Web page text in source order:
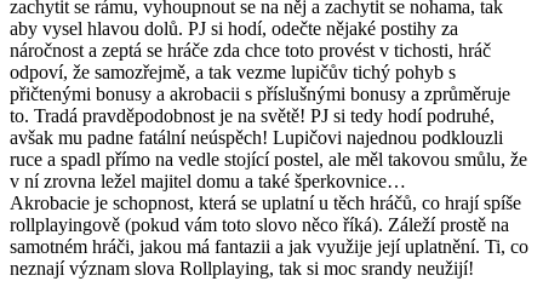
zachytit se rámu, vyhoupnout se na něj a zachytit se nohama, tak
aby vysel hlavou dolů. PJ si hodí, odečte nějaké postihy za
náročnost a zeptá se hráče zda chce toto provést v tichosti, hráč
odpoví, že samozřejmě, a tak vezme lupičův tichý pohyb s
přičtenými bonusy a akrobacii s příslušnými bonusy a zprůměruje
to. Tradá pravděpodobnost je na světě! PJ si tedy hodí podruhé,
avšak mu padne fatální neúspěch! Lupičovi najednou podklouzli
ruce a spadl přímo na vedle stojící postel, ale měl takovou smůlu, že
v ní zrovna ležel majitel domu a také šperkovnice…
Akrobacie je schopnost, která se uplatní u těch hráčů, co hrají spíše
rollplayingově (pokud vám toto slovo něco říká). Záleží prostě na
samotném hráči, jakou má fantazii a jak využije její uplatnění. Ti, co
neznají význam slova Rollplaying, tak si moc srandy neužijí!